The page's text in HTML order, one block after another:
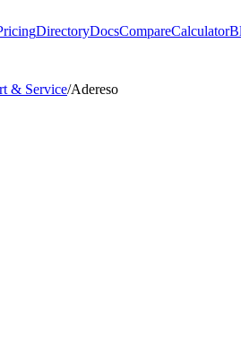
DirectoryDocsCompareCalculator
& Service/Adereso